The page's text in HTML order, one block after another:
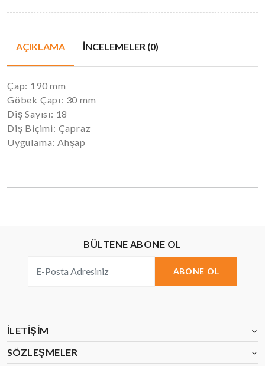
AÇIKLAMA İNCELEMELER (0)
Çap: 190 mm
Göbek Çapı: 30 mm
Diş Sayısı: 18
Diş Biçimi: Çapraz
Uygulama: Ahşap
BÜLTENE ABONE OL
ABONE OL
İLETIŞIM
SÖZLEŞMELER